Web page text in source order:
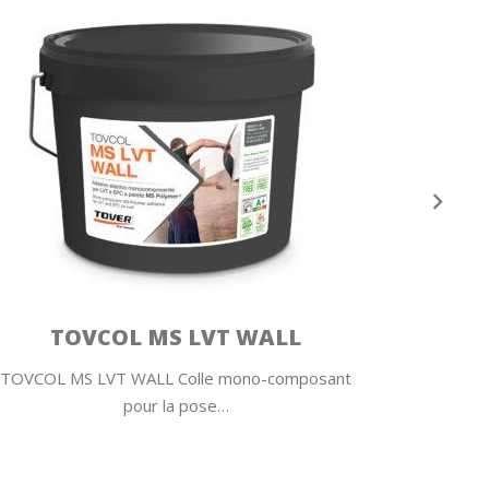
TOVCOL MS LVT WALL
TOVCOL MS LVT WALL Colle mono-composant
pour la pose…